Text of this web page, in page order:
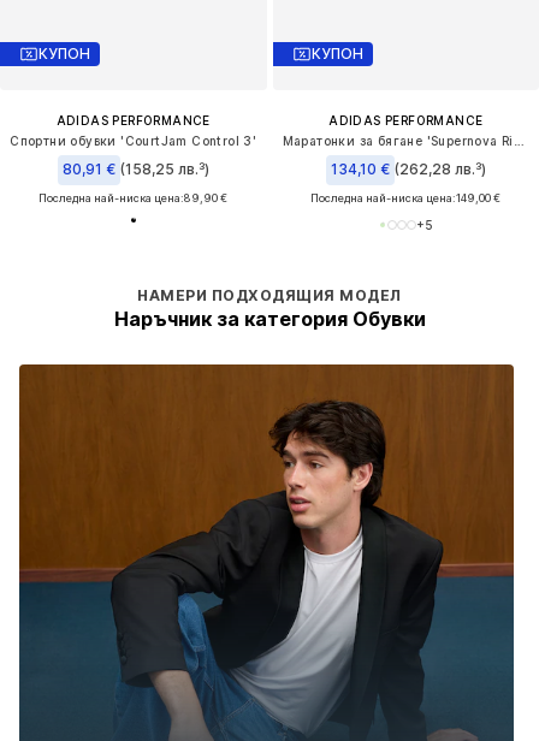
КУПОН
ADIDAS PERFORMANCE
Спортни обувки 'CourtJam Control 3'
80,91 € (158,25 лв.³)
Последна най-ниска цена:89,90 €
КУПОН
ADIDAS PERFORMANCE
134,10 € (262,28 лв.³)
Последна най-ниска цена:149,00 €
+5
НАМЕРИ ПОДХОДЯЩИЯ МОДЕЛ
Наръчник за категория Обувки